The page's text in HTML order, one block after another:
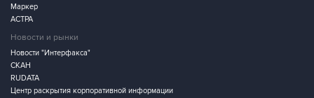
Маркер
АСТРА
Новости и рынки
Новости "Интерфакса"
СКАН
RUDATA
Центр раскрытия корпоративной информации